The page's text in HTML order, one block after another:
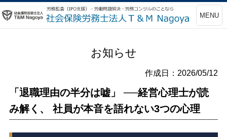
MENU
お知らせ
作成日：2026/05/12
「退職理由の半分は嘘」 ──経営心理士が読
み解く、 社員が本音を語れない3つの心理